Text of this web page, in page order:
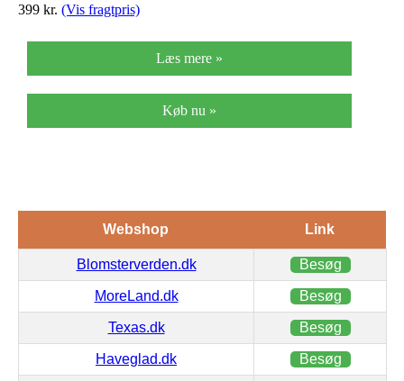
399 kr. (Vis fragtpris)
Læs mere »
Køb nu »
Webshop Link
Blomsterverden.dk Besøg
MoreLand.dk Besøg
Texas.dk Besøg
Haveglad.dk Besøg